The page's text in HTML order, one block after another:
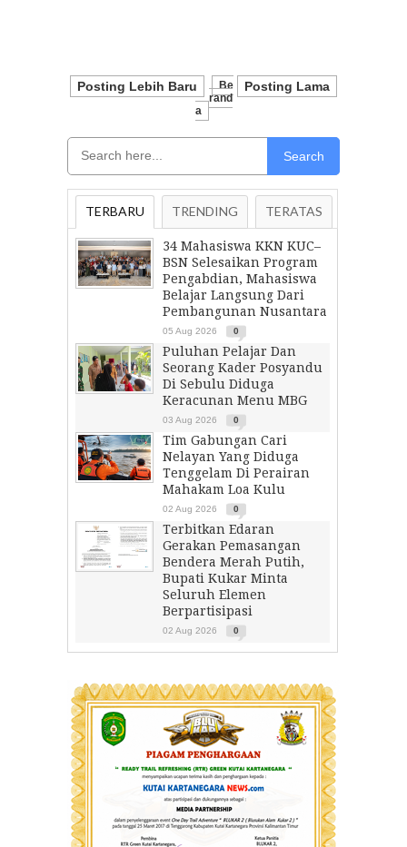
Posting Lebih Baru Posting Lama
Be
Rand
A
Search
TERBARU TRENDING TERATAS
34 Mahasiswa KKN KUC–
BSN Selesaikan Program
Pengabdian, Mahasiswa
Belajar Langsung Dari
Pembangunan Nusantara
05 Aug 2026 0
Puluhan Pelajar Dan
Seorang Kader Posyandu
Di Sebulu Diduga
Keracunan Menu MBG
03 Aug 2026 0
Tim Gabungan Cari
Nelayan Yang Diduga
Tenggelam Di Perairan
Mahakam Loa Kulu
02 Aug 2026 0
Terbitkan Edaran
Gerakan Pemasangan
Bendera Merah Putih,
Bupati Kukar Minta
Seluruh Elemen
Berpartisipasi
02 Aug 2026 0